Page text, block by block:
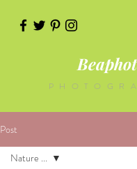
Post
Nature ...